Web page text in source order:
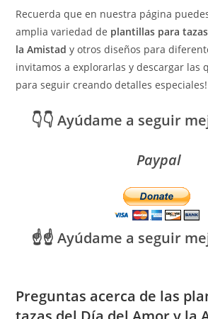
Recuerda que en nuestra página
amplia variedad de plantillas para
la Amistad y otros diseños para
invitamos a explorarlas y descargar las
para seguir creando detalles especiales!
👇👇 Ayúdame a seguir
Paypal
☝️☝️ Ayúdame a seguir
Preguntas acerca de las